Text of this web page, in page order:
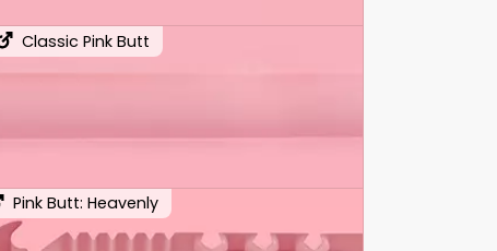
Classic Pink Butt
Pink Butt: Heavenly